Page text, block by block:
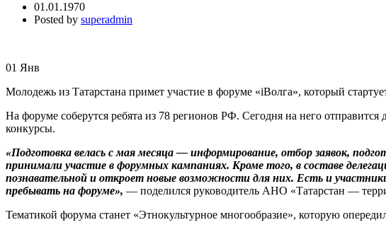
01.01.1970
Posted by superadmin
01 Янв
Молодежь из Татарстана примет участие в форуме «iВолга», который
На форуме соберутся ребята из 78 регионов РФ. Сегодня на него
конкурсы.
«Подготовка велась с мая месяца — информирование, отбор заявок,
принимали участие в форумных кампаниях. Кроме того, в составе
познавательной и откроет новые возможности для них. Есть и
пребывать на форуме», — поделился руководитель АНО «Татарстан —
Тематикой форума станет «Этнокультурное многообразие», которую